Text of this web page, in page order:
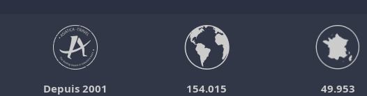
Depuis 2001
154.015
49.953